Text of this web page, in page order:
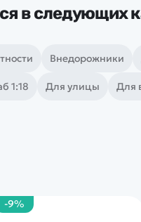
в следующих
Внедорожники
1:18 Для улицы Для
-9%